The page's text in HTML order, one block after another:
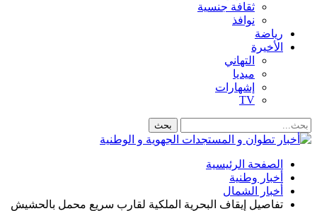
ثقافة جنسية
نوافذ
رياضة
الأخيرة
التهاني
ميديا
إشهارات
TV
الصفحة الرئيسية
أخبار وطنية
أخبار الشمال
تفاصيل إيقاف البحرية الملكية لقارب سريع محمل بالحشيش